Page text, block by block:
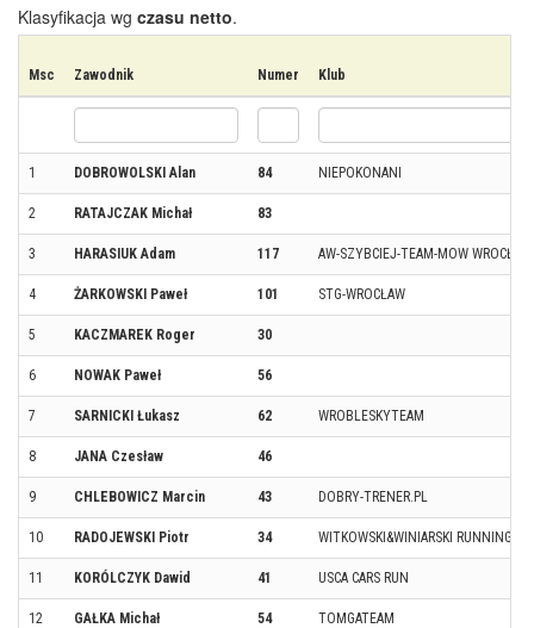
Klasyfikacja wg czasu netto.
Msc Zawodnik Numer Klub
1 DOBROWOLSKI Alan 84 NIEPOKONANI
2 RATAJCZAK Michał 83
3 HARASIUK Adam 117 AW-SZYBCIEJ-TEAM-MOW WROCŁAW
4 ŻARKOWSKI Paweł 101 STG-WROCŁAW
5 KACZMAREK Roger 30
6 NOWAK Paweł 56
7 SARNICKI Łukasz 62 WROBLESKYTEAM
8 JANA Czesław 46
9 CHLEBOWICZ Marcin 43 DOBRY-TRENER.PL
10 RADOJEWSKI Piotr 34 WITKOWSKI&WINIARSKI RUNNING
11 KORÓLCZYK Dawid 41 USCA CARS RUN
12 GAŁKA Michał 54 TOMGATEAM